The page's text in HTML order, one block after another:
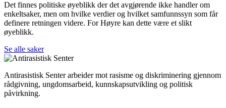
Det finnes politiske øyeblikk der det avgjørende ikke handler om
enkeltsaker, men om hvilke verdier og hvilket samfunnssyn som får
definere retningen videre. For Høyre kan dette være et slikt
øyeblikk.
Se alle saker
Antirasistisk Senter arbeider mot rasisme og diskriminering gjennom
rådgivning, ungdomsarbeid, kunnskapsutvikling og politisk
påvirkning.